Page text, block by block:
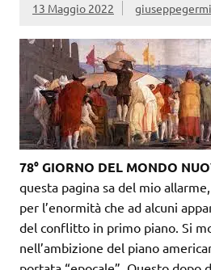
13 Maggio 2022
78° GIORNO DEL MONDO
questa pagina sa del mio
per l’enormità che ad alcuni
del conflitto in primo piano. Si
nell’ambizione del piano